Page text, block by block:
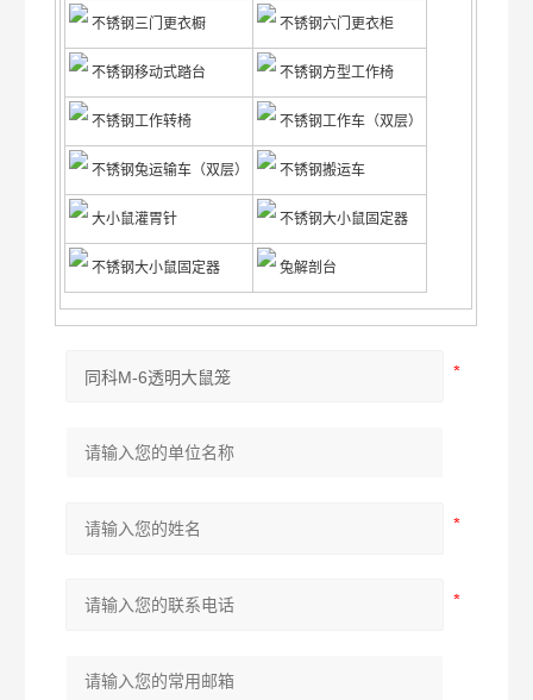
不锈钢三门更衣橱 不锈钢六门更衣柜
不锈钢移动式踏台 不锈钢方型工作椅
不锈钢工作转椅 不锈钢工作车（双层）
不锈钢兔运输车（双层） 不锈钢搬运车
大小鼠灌胃针 不锈钢大小鼠固定器
不锈钢大小鼠固定器 兔解剖台